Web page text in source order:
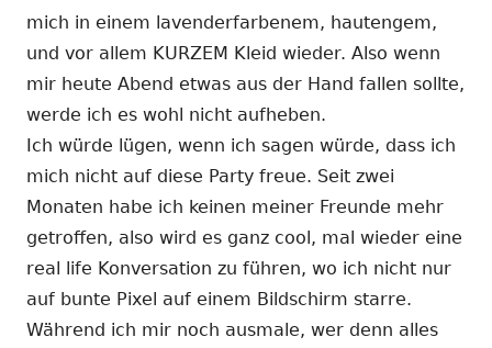
mich in einem lavenderfarbenem, hautengem,
und vor allem KURZEM Kleid wieder. Also wenn
mir heute Abend etwas aus der Hand fallen sollte,
werde ich es wohl nicht aufheben.
Ich würde lügen, wenn ich sagen würde, dass ich
mich nicht auf diese Party freue. Seit zwei
Monaten habe ich keinen meiner Freunde mehr
getroffen, also wird es ganz cool, mal wieder eine
real life Konversation zu führen, wo ich nicht nur
auf bunte Pixel auf einem Bildschirm starre.
Während ich mir noch ausmale, wer denn alles